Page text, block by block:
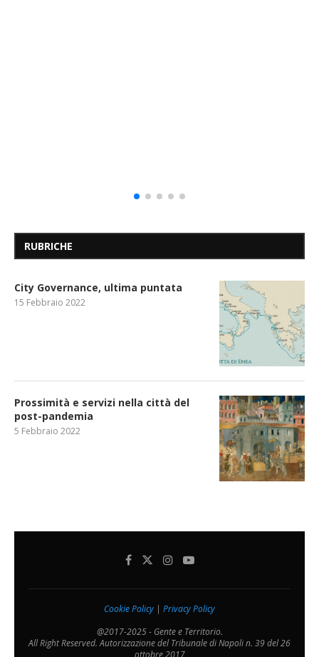
RUBRICHE
City Governance, ultima puntata
15 Febbraio 2022
Prossimità e servizi nella città del
post-pandemia
5 Febbraio 2022
Cookie Policy | Privacy Policy
@2017-2025 - Gente e Territorio.
All Right Reserved. Autorizzazione del Tribunale di Napoli n. 39 del 26
ottobre 2017